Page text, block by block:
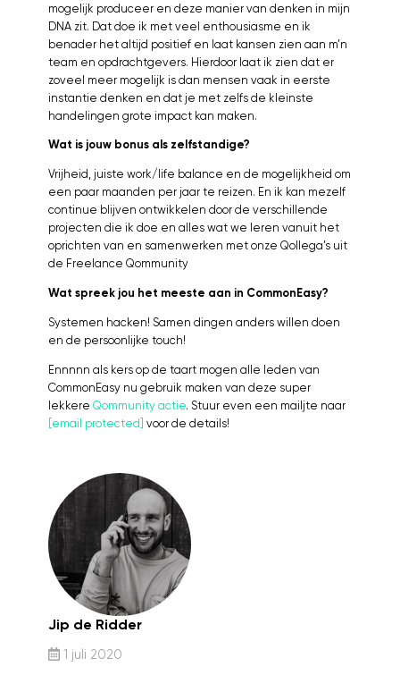
mogelijk produceer en deze manier van denken in mijn
DNA zit. Dat doe ik met veel enthousiasme en ik
benader het altijd positief en laat kansen zien aan m’n
team en opdrachtgevers. Hierdoor laat ik zien dat er
zoveel meer mogelijk is dan mensen vaak in eerste
instantie denken en dat je met zelfs de kleinste
handelingen grote impact kan maken.
Wat is jouw bonus als zelfstandige?
Vrijheid, juiste work/life balance en de mogelijkheid om
een paar maanden per jaar te reizen. En ik kan mezelf
continue blijven ontwikkelen door de verschillende
projecten die ik doe en alles wat we leren vanuit het
oprichten van en samenwerken met onze Qollega’s uit
de Freelance Qommunity
Wat spreek jou het meeste aan in CommonEasy?
Systemen hacken! Samen dingen anders willen doen
en de persoonlijke touch!
Ennnnn als kers op de taart mogen alle leden van
CommonEasy nu gebruik maken van deze super
lekkereQommunity actie. Stuur even een mailjte naar
[email protected] voor de details!
Jip de Ridder
1 juli 2020